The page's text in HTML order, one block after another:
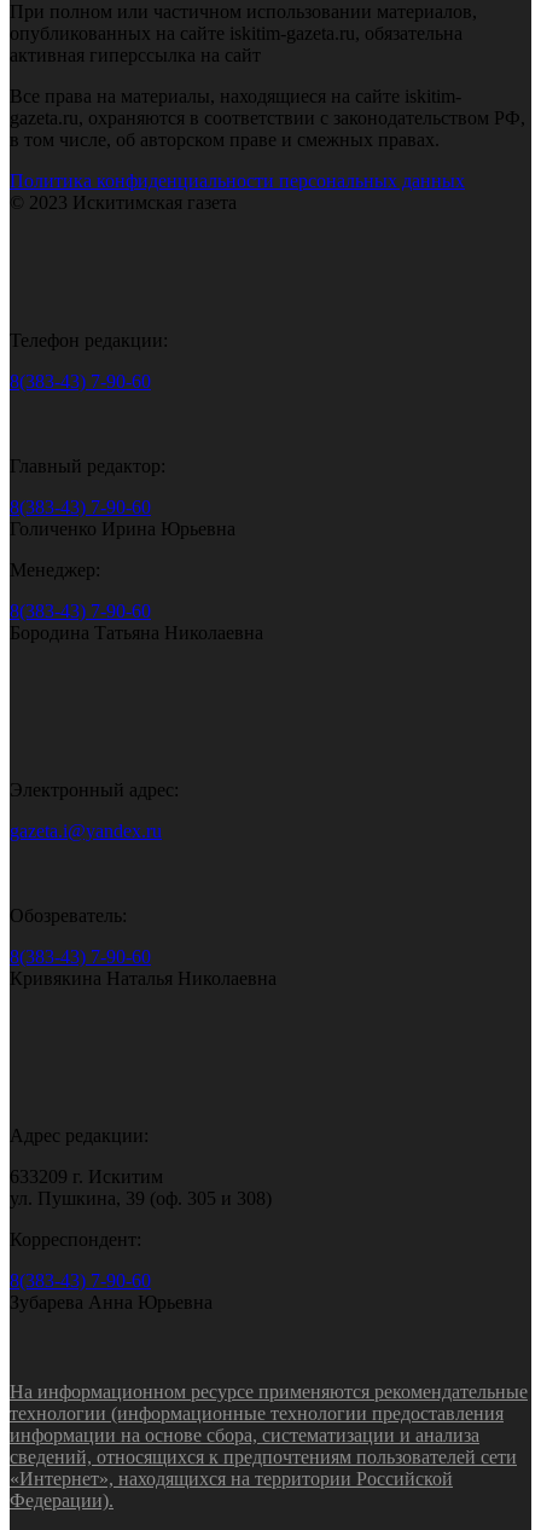
При полном или частичном использовании материалов,
опубликованных на сайте iskitim-gazeta.ru, обязательна
активная гиперссылка на сайт
Все права на материалы, находящиеся на сайте iskitim-
gazeta.ru, охраняются в соответствии с законодательством РФ,
в том числе, об авторском праве и смежных правах.
Политика конфиденциальности персональных данных
© 2023 Искитимская газета
Телефон редакции:
8(383-43) 7-90-60
Главный редактор:
8(383-43) 7-90-60
Голиченко Ирина Юрьевна
Менеджер:
8(383-43) 7-90-60
Бородина Татьяна Николаевна
Электронный адрес:
gazeta.i@yandex.ru
Обозреватель:
8(383-43) 7-90-60
Кривякина Наталья Николаевна
Адрес редакции:
633209 г. Искитим
ул. Пушкина, 39 (оф. 305 и 308)
Корреспондент:
8(383-43) 7-90-60
Зубарева Анна Юрьевна
На информационном ресурсе применяются рекомендательные
технологии (информационные технологии предоставления
информации на основе сбора, систематизации и анализа
сведений, относящихся к предпочтениям пользователей сети
«Интернет», находящихся на территории Российской
Федерации).